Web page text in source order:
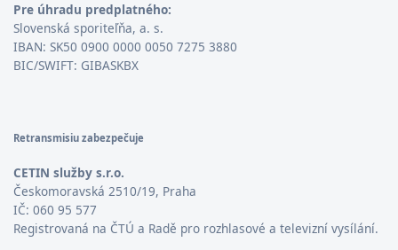
Pre úhradu predplatného:
Slovenská sporiteľňa, a. s.
IBAN: SK50 0900 0000 0050 7275 3880
BIC/SWIFT: GIBASKBX
Retransmisiu zabezpečuje
CETIN služby s.r.o.
Českomoravská 2510/19, Praha
IČ: 060 95 577
Registrovaná na ČTÚ a Radě pro rozhlasové a televizní vysílání.